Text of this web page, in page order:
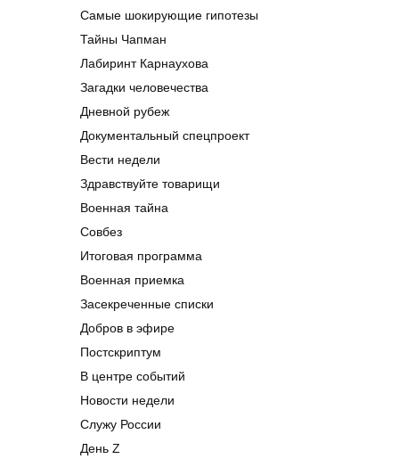
Самые шокирующие гипотезы
Тайны Чапман
Лабиринт Карнаухова
Загадки человечества
Дневной рубеж
Документальный спецпроект
Вести недели
Здравствуйте товарищи
Военная тайна
Совбез
Итоговая программа
Военная приемка
Засекреченные списки
Добров в эфире
Постскриптум
В центре событий
Новости недели
Служу России
День Z